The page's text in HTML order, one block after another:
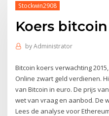
Stockwin2908
Koers
byAdministrator
Bitcoin koers verwachting
Online zwart geld verdienen.
van Bitcoin in euro. De prijs
wet van vraag en aanbod. De
Lees de analyse voor